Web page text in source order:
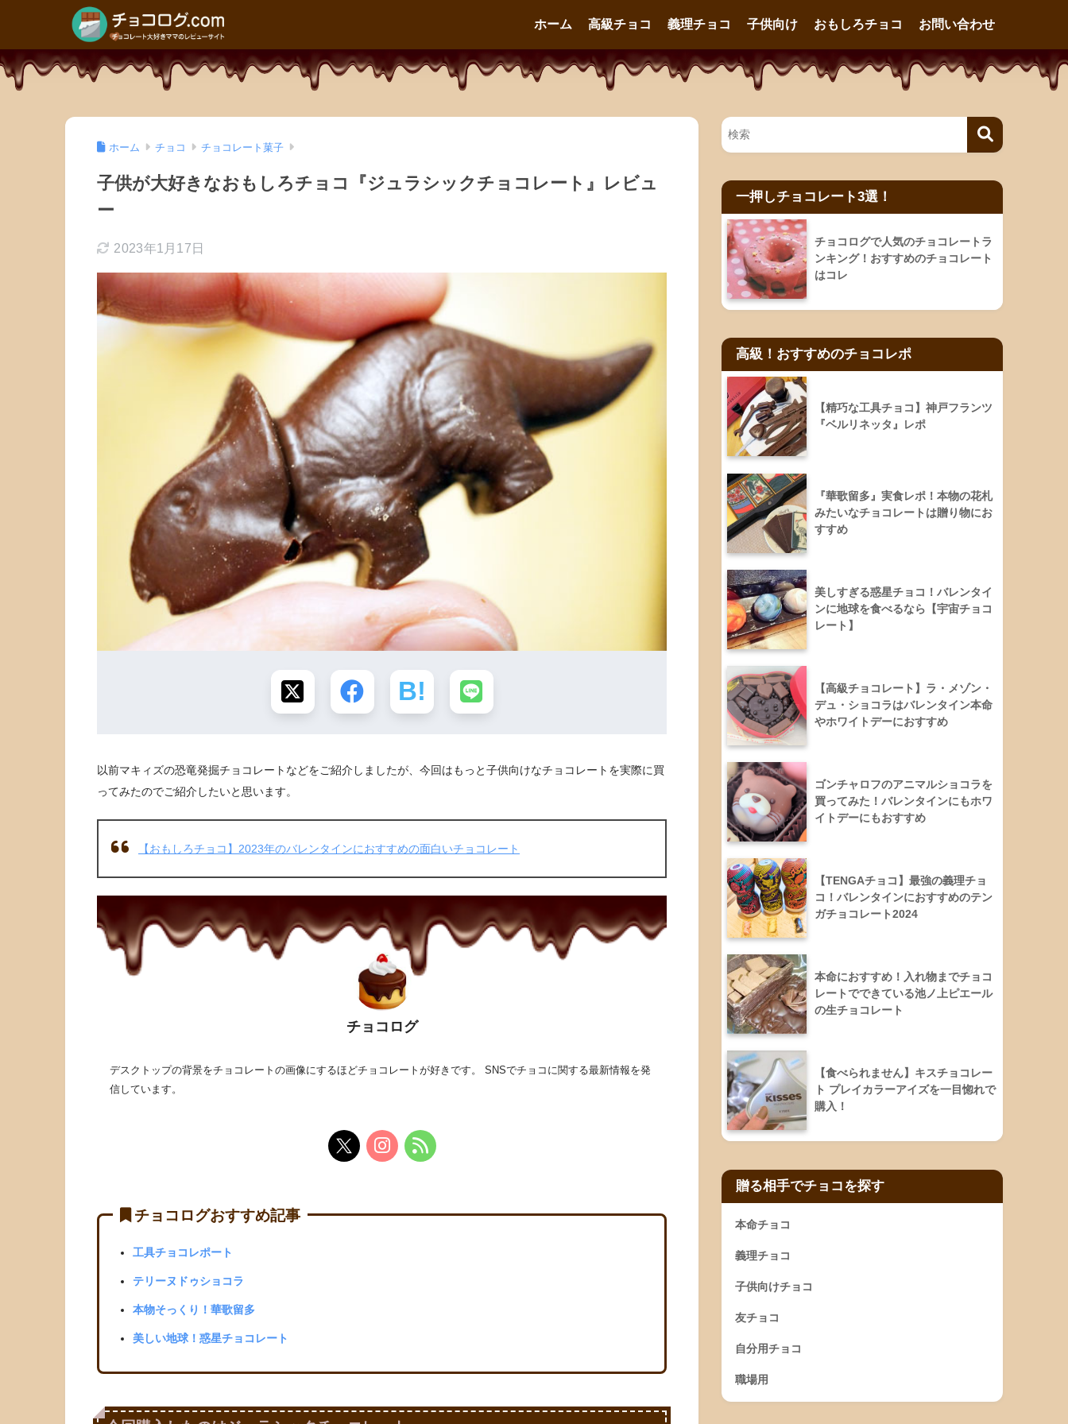
ホーム 高級チョコ 義理チョコ 子供向け おもしろチョコ お問い合わせ
ホーム チョコ チョコレート菓子
子供が大好きなおもしろチョコ『ジュラシックチョコレート』レビュ
ー
2023年1月17日
以前マキィズの恐竜発掘チョコレートなどをご紹介しましたが、今回はもっと子供向けなチョコレートを実際に買
ってみたのでご紹介したいと思います。
【おもしろチョコ】2023年のバレンタインにおすすめの面白いチョコレート
チョコログ
デスクトップの背景をチョコレートの画像にするほどチョコレートが好きです。 SNSでチョコに関する最新情報を発
信しています。
チョコログおすすめ記事
工具チョコレポート
テリーヌドゥショコラ
本物そっくり！華歌留多
美しい地球！惑星チョコレート
一押しチョコレート3選！
チョコログで人気のチョコレートラ
ンキング！おすすめのチョコレート
はコレ
高級！おすすめのチョコレポ
【精巧な工具チョコ】神戸フランツ
『ベルリネッタ』レポ
『華歌留多』実食レポ！本物の花札
みたいなチョコレートは贈り物にお
すすめ
美しすぎる惑星チョコ！バレンタイ
ンに地球を食べるなら【宇宙チョコ
レート】
【高級チョコレート】ラ・メゾン・
デュ・ショコラはバレンタイン本命
やホワイトデーにおすすめ
ゴンチャロフのアニマルショコラを
買ってみた！バレンタインにもホワ
イトデーにもおすすめ
【TENGAチョコ】最強の義理チョ
コ！バレンタインにおすすめのテン
ガチョコレート2024
本命におすすめ！入れ物までチョコ
レートでできている池ノ上ピエール
の生チョコレート
【食べられません】キスチョコレー
ト プレイカラーアイズを一目惚れで
購入！
贈る相手でチョコを探す
本命チョコ
義理チョコ
子供向けチョコ
友チョコ
自分用チョコ
職場用